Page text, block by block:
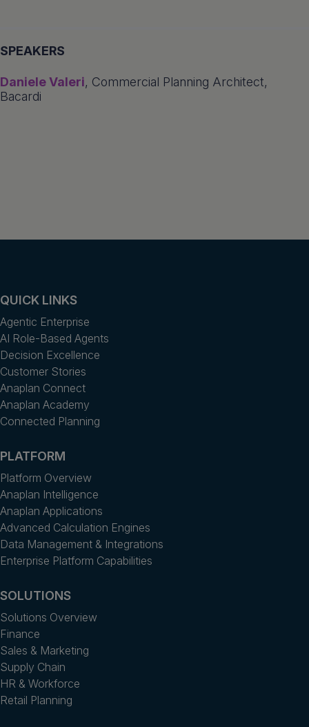
SPEAKERS
Daniele Valeri, Commercial Planning Architect,
Bacardi
QUICK LINKS
Agentic Enterprise
AI Role-Based Agents
Decision Excellence
Customer Stories
Anaplan Connect
Anaplan Academy
Connected Planning
PLATFORM
Platform Overview
Anaplan Intelligence
Anaplan Applications
Advanced Calculation Engines
Data Management & Integrations
Enterprise Platform Capabilities
SOLUTIONS
Solutions Overview
Finance
Sales & Marketing
Supply Chain
HR & Workforce
Retail Planning